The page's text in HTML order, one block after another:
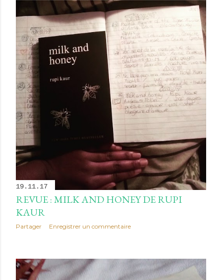
19.11.17
REVUE : MILK AND HONEY DE RUPI
KAUR
Partager Enregistrer un commentaire